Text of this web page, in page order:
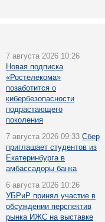
7 августа 2026 10:26
Новая подписка
«Ростелекома»
позаботится о
кибербезопасности
подрастающего
поколения
7 августа 2026 09:33 Сбер
приглашает студентов из
Екатеринбурга в
амбассадоры банка
6 августа 2026 10:26
УБРиР принял участие в
обсуждении перспектив
рынка ИЖС на выставке